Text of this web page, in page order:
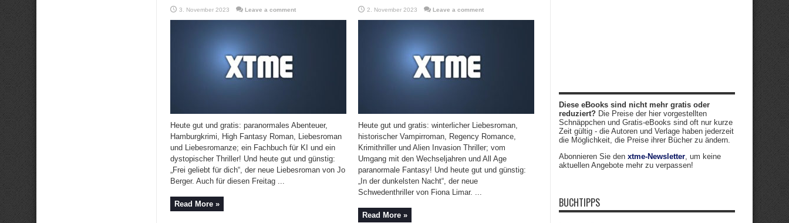
3. November 2023 Leave a comment
Heute gut und gratis: paranormales Abenteuer,
Hamburgkrimi, High Fantasy Roman, Liebesroman
und Liebesromanze; ein Fachbuch für KI und ein
dystopischer Thriller! Und heute gut und günstig:
„Frei geliebt für dich“, der neue Liebesroman von Jo
Berger. Auch für diesen Freitag ...
Read More »
2. November 2023 Leave a comment
Heute gut und gratis: winterlicher Liebesroman,
historischer Vampirroman, Regency Romance,
Krimithriller und Alien Invasion Thriller; vom
Umgang mit den Wechseljahren und All Age
paranormale Fantasy! Und heute gut und günstig:
„In der dunkelsten Nacht“, der neue
Schwedenthriller von Fiona Limar. ...
Read More »
Diese eBooks sind nicht mehr gratis oder
reduziert? Die Preise der hier vorgestellten
Schnäppchen und Gratis-eBooks sind oft nur kurze
Zeit gültig - die Autoren und Verlage haben jederzeit
die Möglichkeit, die Preise ihrer Bücher zu ändern.
Abonnieren Sie den xtme-Newsletter, um keine
aktuellen Angebote mehr zu verpassen!
BUCHTIPPS